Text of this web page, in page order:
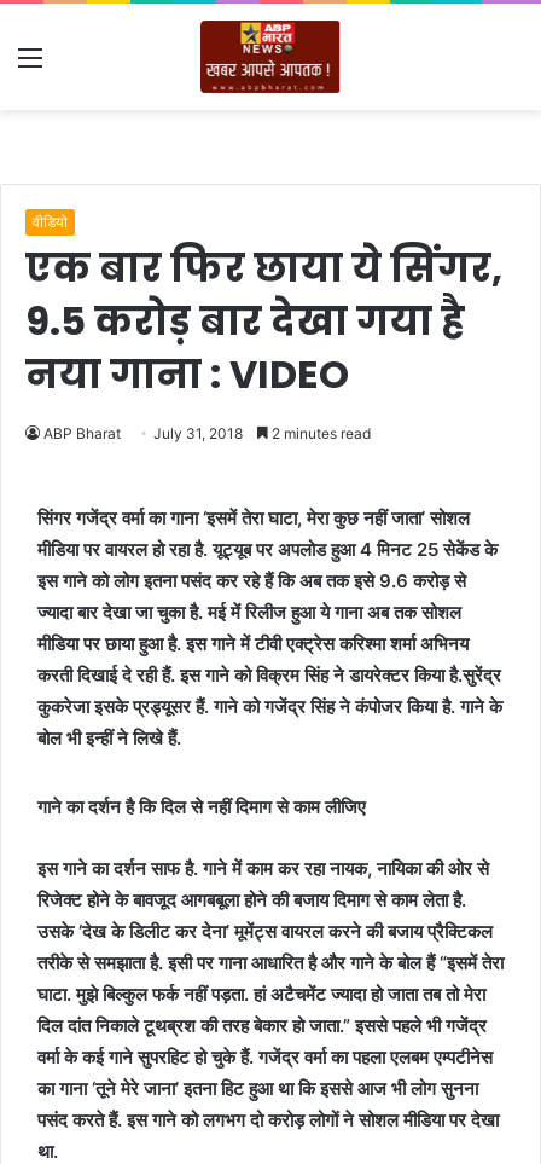
Menu
वीडियो
एक बार फिर छाया ये सिंगर,
9.5 करोड़ बार देखा गया है
नया गाना : VIDEO
ABP Bharat July 31, 2018 2 minutes read
सिंगर गजेंद्र वर्मा का गाना ‘इसमें तेरा घाटा, मेरा कुछ नहीं जाता’ सोशल
मीडिया पर वायरल हो रहा है. यूट्यूब पर अपलोड हुआ 4 मिनट 25 सेकेंड के
इस गाने को लोग इतना पसंद कर रहे हैं कि अब तक इसे 9.6 करोड़ से
ज्यादा बार देखा जा चुका है. मई में रिलीज हुआ ये गाना अब तक सोशल
मीडिया पर छाया हुआ है. इस गाने में टीवी एक्ट्रेस करिश्मा शर्मा अभिनय
करती दिखाई दे रही हैं. इस गाने को विक्रम सिंह ने डायरेक्टर किया है.सुरेंद्र
कुकरेजा इसके प्रड्यूसर हैं. गाने को गजेंद्र सिंह ने कंपोजर किया है. गाने के
बोल भी इन्हीं ने लिखे हैं.
गाने का दर्शन है कि दिल से नहीं दिमाग से काम लीजिए
इस गाने का दर्शन साफ है. गाने में काम कर रहा नायक, नायिका की ओर से
रिजेक्ट होने के बावजूद आगबबूला होने की बजाय दिमाग से काम लेता है.
उसके ‘देख के डिलीट कर देना’ मूमेंट्स वायरल करने की बजाय प्रैक्टिकल
तरीके से समझाता है. इसी पर गाना आधारित है और गाने के बोल हैं “इसमें तेरा
घाटा. मुझे बिल्कुल फर्क नहीं पड़ता. हां अटैचमेंट ज्यादा हो जाता तब तो मेरा
दिल दांत निकाले टूथब्रश की तरह बेकार हो जाता.” इससे पहले भी गजेंद्र
वर्मा के कई गाने सुपरहिट हो चुके हैं. गजेंद्र वर्मा का पहला एलबम एम्पटीनेस
का गाना ‘तूने मेरे जाना’ इतना हिट हुआ था कि इससे आज भी लोग सुनना
पसंद करते हैं. इस गाने को लगभग दो करोड़ लोगों ने सोशल मीडिया पर देखा
था.